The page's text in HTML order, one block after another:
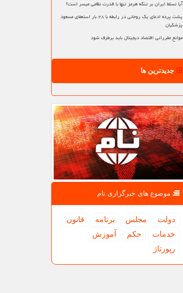
آیا تسلط ایران بر تنگه هرمز تنها با قدرت نظامی میسر است؟
پشت پرده ادعای یک روحانی در رابطه با ۲۸ بار استعفای مسعود
پزشکیان
موانع مقرراتی اقتصاد دیجیتال باید برطرف شود
جدیدترین ها
موضوع های خبرگزاری نام
دولت مجلس برنامه
قانون
خدمات
حكم
آموزش
رپورتاژ